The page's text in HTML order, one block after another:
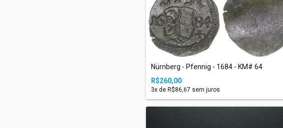
Nürnberg - Pfennig - 1684 - KM# 64
R$260,00
3x de R$86,67 sem juros